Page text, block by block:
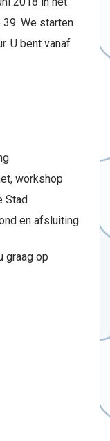
We starten
U bent vanaf
workshop
Stad
en afsluiting
graag op